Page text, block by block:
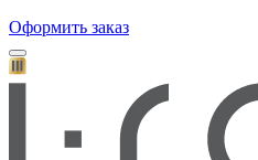
Оформить заказ